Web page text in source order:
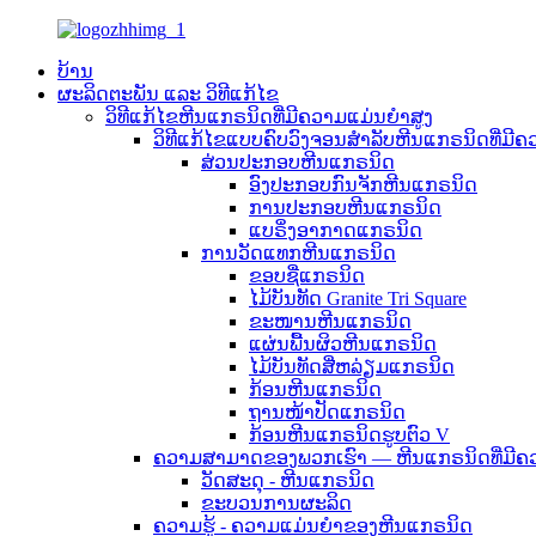
ບ້ານ
ຜະລິດຕະພັນ ແລະ ວິທີແກ້ໄຂ
ວິທີແກ້ໄຂຫີນແກຣນິດທີ່ມີຄວາມແມ່ນຍຳສູງ
ວິທີແກ້ໄຂແບບຄົບວົງຈອນສຳລັບຫີນແກຣນິດທີ່ມີຄ
ສ່ວນປະກອບຫີນແກຣນິດ
ອົງປະກອບກົນຈັກຫີນແກຣນິດ
ການປະກອບຫີນແກຣນິດ
ແບຣິ່ງອາກາດແກຣນິດ
ການວັດແທກຫີນແກຣນິດ
ຂອບຊື່ແກຣນິດ
ໄມ້ບັນທັດ Granite Tri Square
ຂະໜານຫີນແກຣນິດ
ແຜ່ນພື້ນຜິວຫີນແກຣນິດ
ໄມ້ບັນທັດສີ່ຫລ່ຽມແກຣນິດ
ກ້ອນຫີນແກຣນິດ
ຖານໜ້າປັດແກຣນິດ
ກ້ອນຫີນແກຣນິດຮູບຕົວ V
ຄວາມສາມາດຂອງພວກເຮົາ — ຫີນແກຣນິດທີ່ມີຄ
ວັດສະດຸ - ຫີນແກຣນິດ
ຂະບວນການຜະລິດ
ຄວາມຮູ້ - ຄວາມແມ່ນຍໍາຂອງຫີນແກຣນິດ